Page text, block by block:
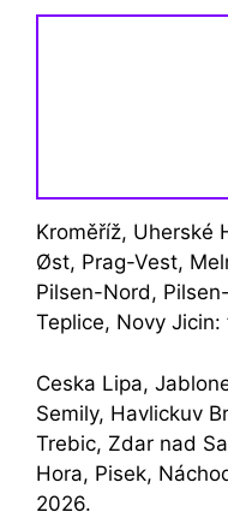
Kroměříž, Uherské
Øst, Prag-Vest,
Pilsen-Nord,
Teplice, Novy
Ceska Lipa,
Semily, Havlickuv
Trebic, Zdar nad
Hora, Pisek,
2026.